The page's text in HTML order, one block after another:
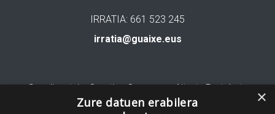
IRRATIA: 661 523 245
irratia@guaixe.eus
Gure lizentzia: Creative Commons Aitortu Partekatu ×
Zure datuen erabilera